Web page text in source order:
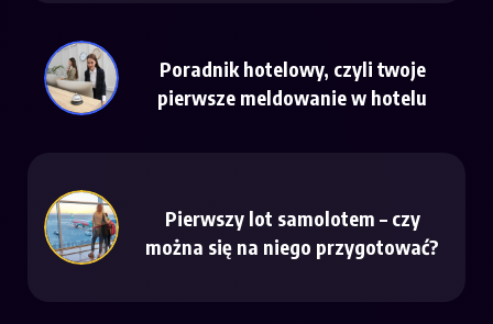
Poradnik hotelowy, czyli twoje
pierwsze meldowanie w hotelu
Pierwszy lot samolotem – czy
można się na niego przygotować?